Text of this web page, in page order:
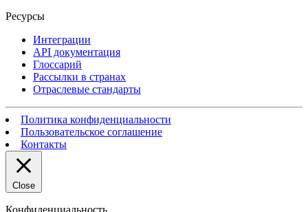
Ресурсы
Интеграции
API документация
Глоссарий
Рассылки в странах
Отраслевые стандарты
Политика конфиденциальности
Пользовательское соглашение
Контакты
Close